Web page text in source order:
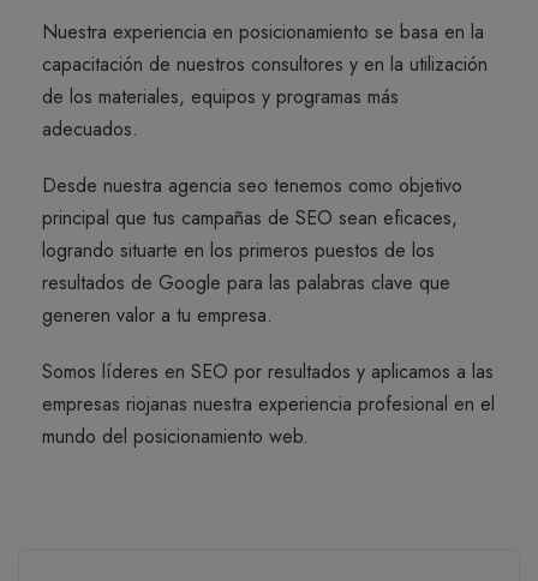
Nuestra experiencia en posicionamiento se basa en la
capacitación de nuestros consultores y en la utilización
de los materiales, equipos y programas más
adecuados.
Desde nuestra agencia seo tenemos como objetivo
principal que tus campañas de SEO sean eficaces,
logrando situarte en los primeros puestos de los
resultados de Google para las palabras clave que
generen valor a tu empresa.
Somos líderes en SEO por resultados y aplicamos a las
empresas riojanas nuestra experiencia profesional en el
mundo del posicionamiento web.